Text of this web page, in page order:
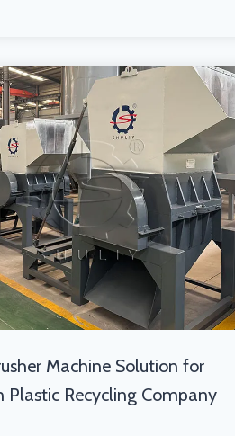
Machine Solution for
Plastic Recycling Company